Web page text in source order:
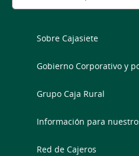
Sobre Cajasiete
Gobierno Corporativo y
Grupo Caja Rural
Información para
Red de Cajeros